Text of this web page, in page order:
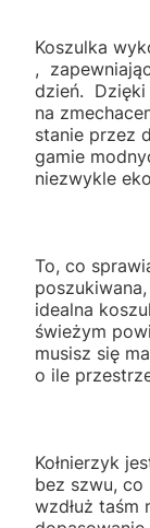
Koszulka
,
dzień. Dzięki
na
stanie przez
gamie
niezwykle
To, co
idealna
świeżym
musisz się
o ile
Kołnierzyk
bez szwu, co
wzdłuż taśm